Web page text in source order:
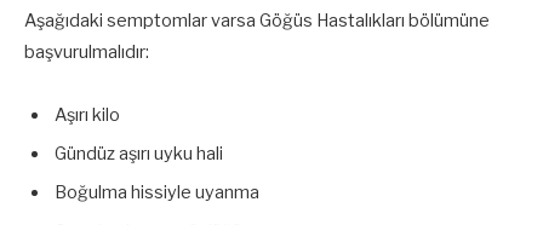
Aşağıdaki semptomlar varsa Göğüs Hastalıkları bölümüne
başvurulmalıdır:
Aşırı kilo
Gündüz aşırı uyku hali
Boğulma hissiyle uyanma